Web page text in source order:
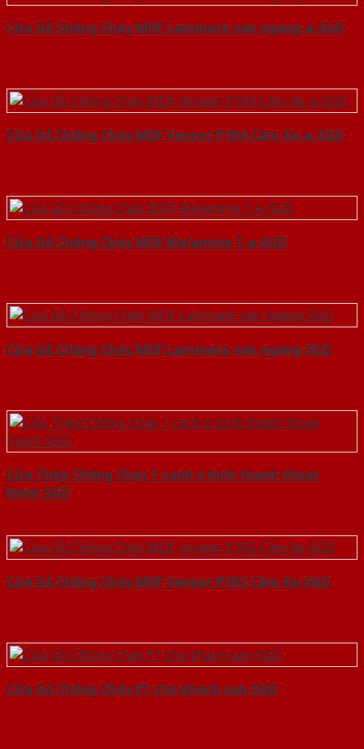
Cửa Gỗ Chống Cháy MDF Laminate van ngang-a-SGD
Cửa Gỗ Chống Cháy MDF Veneer P1R4 Căm Xe-a-SGD
Cửa Gỗ Chống Cháy MDF Melamine 1-a-SGD
Cửa Gỗ Chống Cháy MDF Laminate van ngang-SGD
Cửa Thép Chống Cháy 1 canh o kinh thanh thoat
hiem-SGD
Cửa Gỗ Chống Cháy MDF Veneer P1R2 Căm Xe-SGD
Cửa Gỗ Chống Cháy P1 cho khach san-SGD